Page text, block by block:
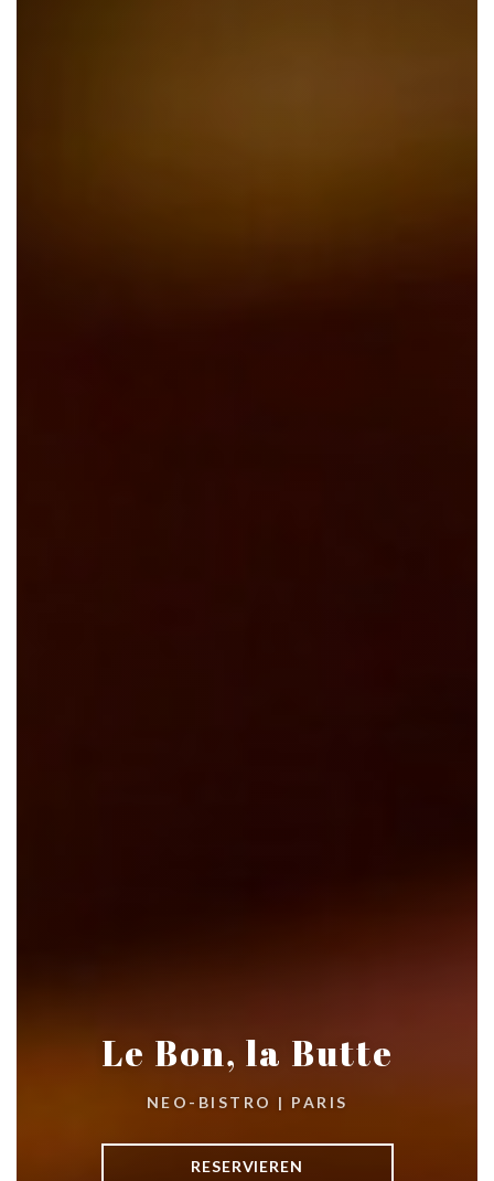
Le Bon, la Butte
NEO-BISTRO | PARIS
RESERVIEREN